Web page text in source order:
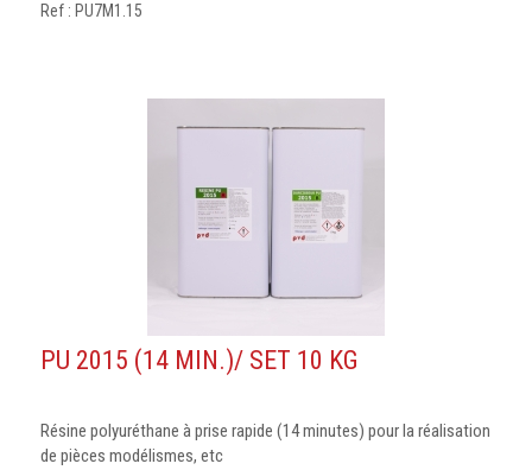
Ref : PU7M1.15
PU 2015 (14 MIN.)/ SET 10 KG
Résine polyuréthane à prise rapide (14 minutes) pour la réalisation
de pièces modélismes, etc